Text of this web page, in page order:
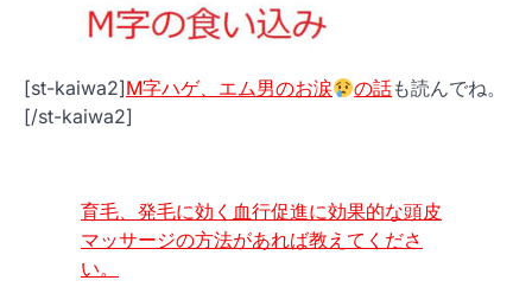
[st-kaiwa2]M字ハゲ、エム男のお涙 の話も読んでね。
[/st-kaiwa2]
育毛、発毛に効く血行促進に効果的な頭皮
マッサージの方法があれば教えてくださ
い。